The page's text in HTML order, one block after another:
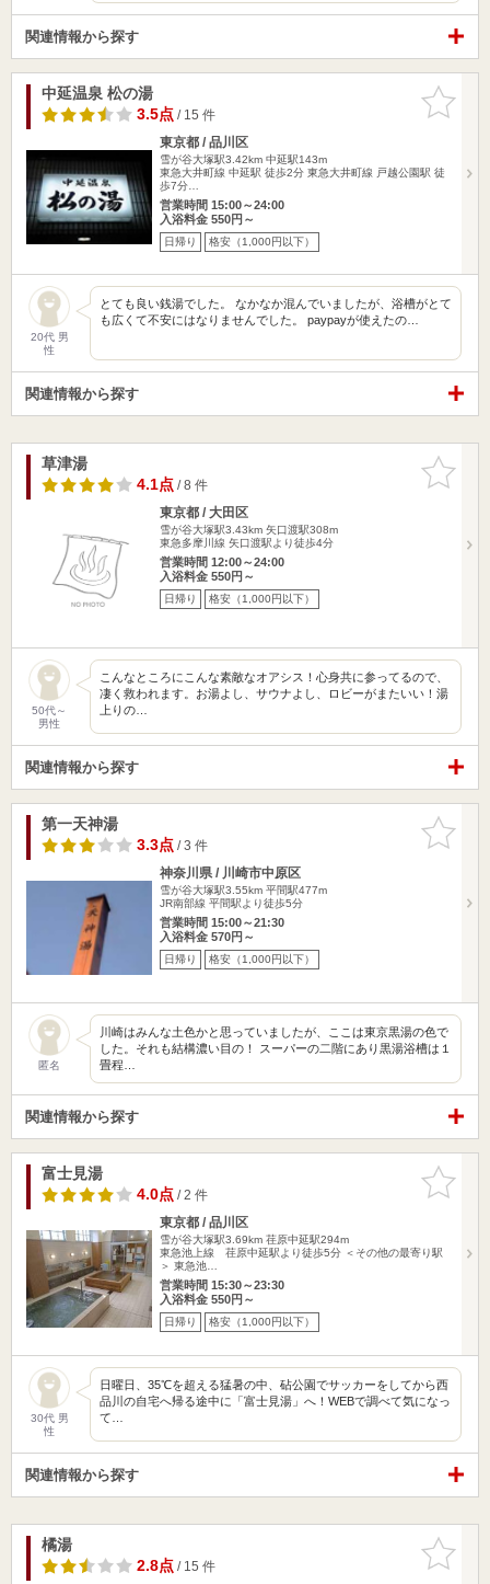
関連情報から探す
お気に入
りに追加
中延温泉 松の湯
3.5点/ 15 件
東京都 / 品川区
雪が谷大塚駅3.42km 中延駅143m
東急大井町線 中延駅 徒歩2分 東急大井町線 戸越公園駅 徒
歩7分…
営業時間 15:00～24:00
入浴料金 550円～
日帰り 格安（1,000円以下）
20代 男
性
とても良い銭湯でした。 なかなか混んでいましたが、浴槽がとて
も広くて不安にはなりませんでした。 paypayが使えたの…
関連情報から探す
お気に入
りに追加
草津湯
4.1点/ 8 件
東京都 / 大田区
雪が谷大塚駅3.43km 矢口渡駅308m
東急多摩川線 矢口渡駅より徒歩4分
営業時間 12:00～24:00
入浴料金 550円～
日帰り 格安（1,000円以下）
50代～
男性
こんなところにこんな素敵なオアシス！心身共に参ってるので、
凄く救われます。お湯よし、サウナよし、ロビーがまたいい！湯
上りの…
関連情報から探す
お気に入
りに追加
第一天神湯
3.3点/ 3 件
神奈川県 / 川崎市中原区
雪が谷大塚駅3.55km 平間駅477m
JR南部線 平間駅より徒歩5分
営業時間 15:00～21:30
入浴料金 570円～
日帰り 格安（1,000円以下）
匿名
川崎はみんな土色かと思っていましたが、ここは東京黒湯の色で
した。それも結構濃い目の！ スーパーの二階にあり黒湯浴槽は１
畳程…
関連情報から探す
お気に入
りに追加
富士見湯
4.0点/ 2 件
東京都 / 品川区
雪が谷大塚駅3.69km 荏原中延駅294m
東急池上線 荏原中延駅より徒歩5分 ＜その他の最寄り駅
＞ 東急池…
営業時間 15:30～23:30
入浴料金 550円～
日帰り 格安（1,000円以下）
30代 男
性
日曜日、35℃を超える猛暑の中、砧公園でサッカーをしてから西
品川の自宅へ帰る途中に「富士見湯」へ！WEBで調べて気になっ
て…
関連情報から探す
お気に入
りに追加
橘湯
2.8点/ 15 件